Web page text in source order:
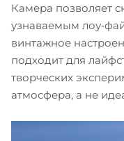
Камера позволяет
узнаваемым
винтажное
подходит для
творческих
атмосфера, а не